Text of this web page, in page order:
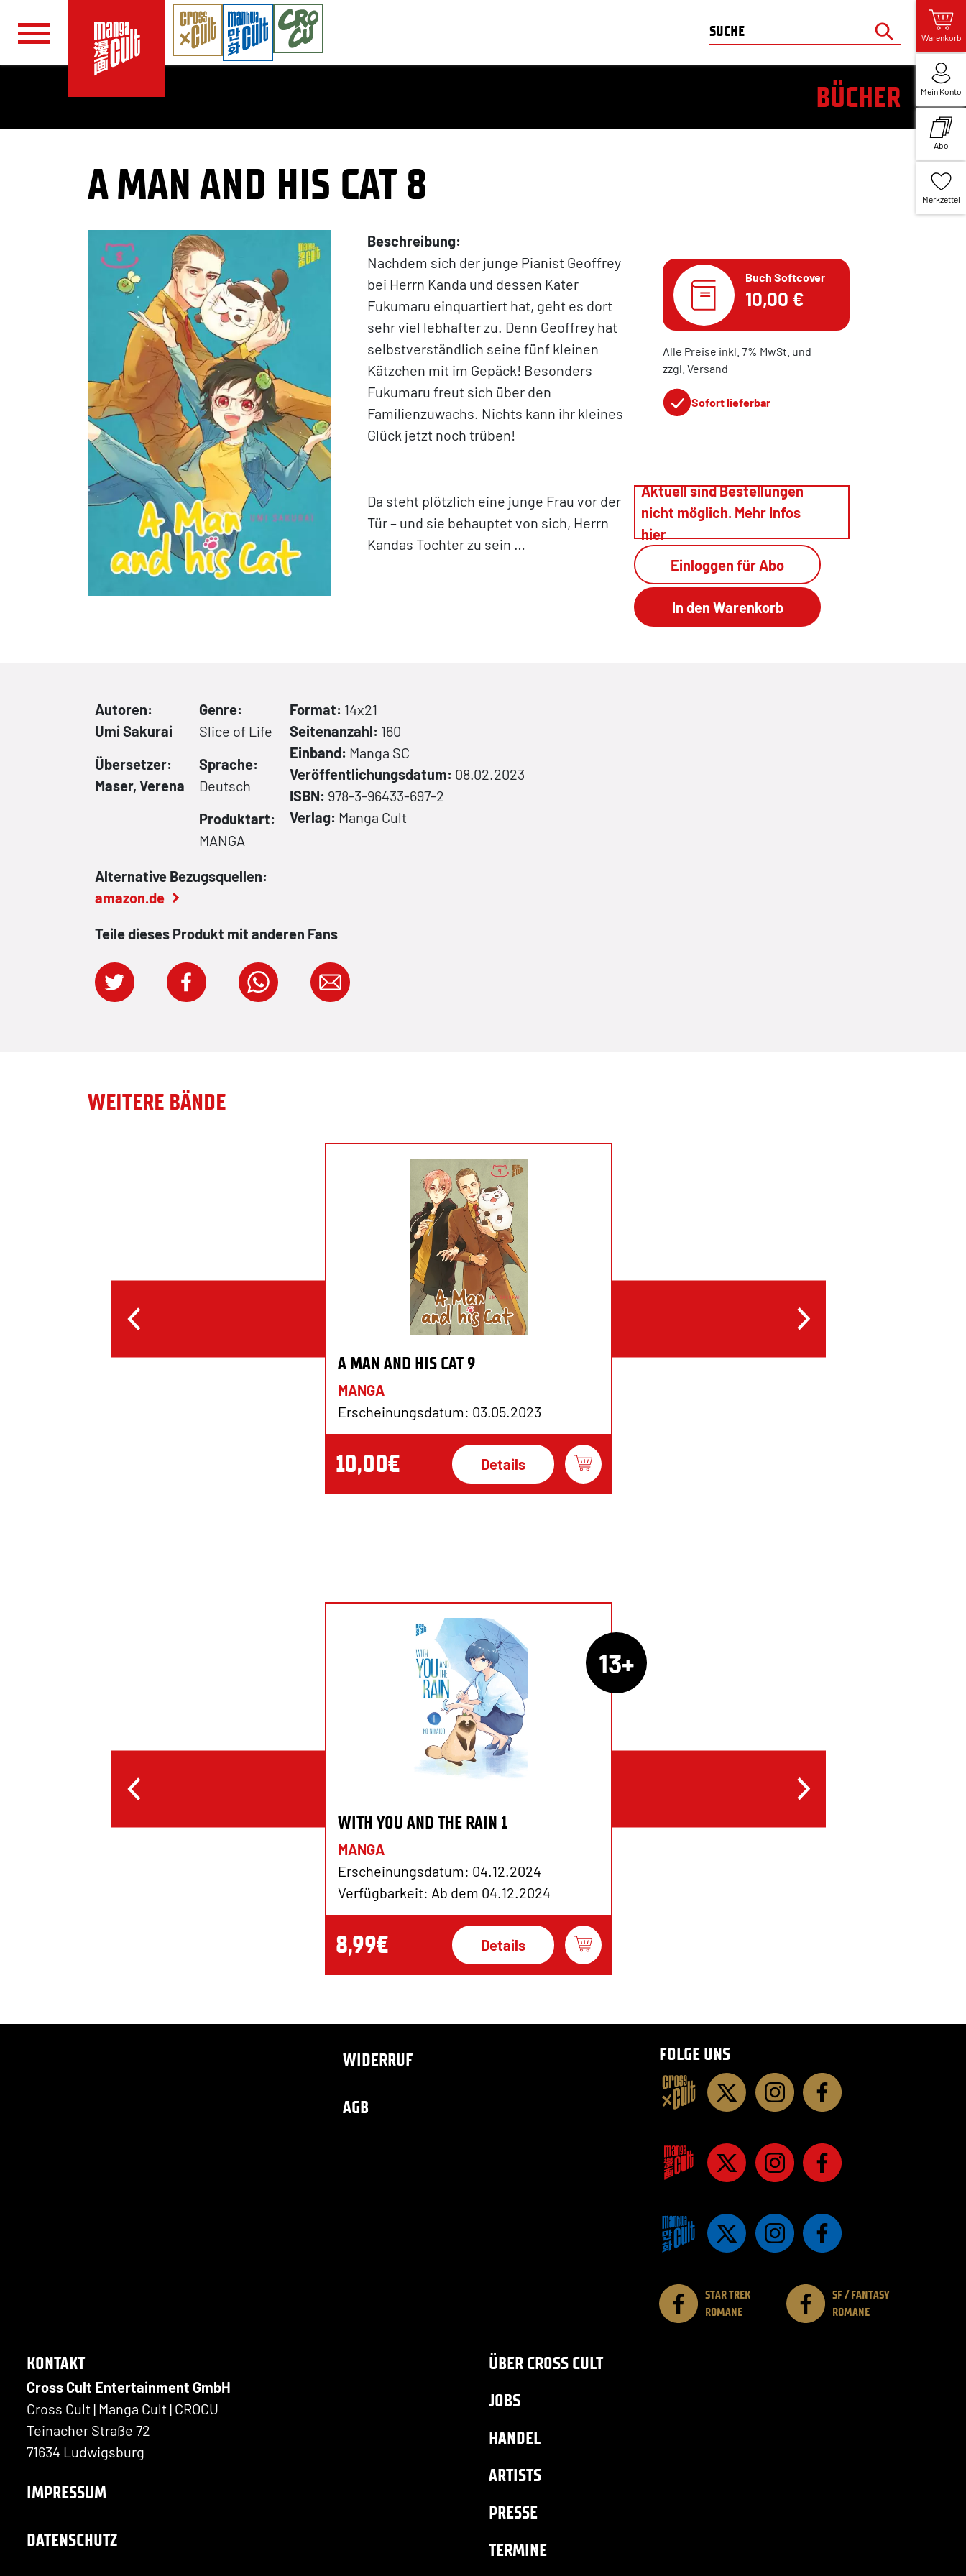
Warenkorb
Mein Konto
Abo
Merkzettel
BÜCHER
A MAN AND HIS CAT 8
Beschreibung:
Nachdem sich der junge Pianist Geoffrey
bei Herrn Kanda und dessen Kater
Fukumaru einquartiert hat, geht es dort
sehr viel lebhafter zu. Denn Geoffrey hat
selbstverständlich seine fünf kleinen
Kätzchen mit im Gepäck! Besonders
Fukumaru freut sich über den
Familienzuwachs. Nichts kann ihr kleines
Glück jetzt noch trüben!
Da steht plötzlich eine junge Frau vor der
Tür – und sie behauptet von sich, Herrn
Kandas Tochter zu sein …
Buch Softcover
10,00 €
Alle Preise inkl. 7% MwSt. und
zzgl. Versand
Sofort lieferbar
Aktuell sind Bestellungen
nicht möglich. Mehr Infos
hier
Einloggen für Abo
Autoren:
Umi Sakurai
Übersetzer:
Maser, Verena
Genre:
Slice of Life
Sprache:
Deutsch
Produktart:
MANGA
Format: 14x21
Seitenanzahl: 160
Einband: Manga SC
Veröffentlichungsdatum: 08.02.2023
ISBN: 978-3-96433-697-2
Verlag: Manga Cult
Alternative Bezugsquellen:
amazon.de
Teile dieses Produkt mit anderen Fans
WEITERE BÄNDE
A MAN AND HIS CAT 9
MANGA
Erscheinungsdatum: 03.05.2023
10,00€ Details
13+
WITH YOU AND THE RAIN 1
MANGA
Erscheinungsdatum: 04.12.2024
Verfügbarkeit: Ab dem 04.12.2024
8,99€ Details
WIDERRUF
AGB
FOLGE UNS
STAR TREK
ROMANE
SF / FANTASY
ROMANE
KONTAKT
Cross Cult Entertainment GmbH
Cross Cult | Manga Cult | CROCU
Teinacher Straße 72
71634 Ludwigsburg
IMPRESSUM
DATENSCHUTZ
ÜBER CROSS CULT
JOBS
HANDEL
ARTISTS
PRESSE
TERMINE